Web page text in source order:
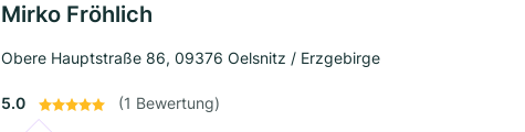
Mirko Fröhlich
Obere Hauptstraße 86, 09376 Oelsnitz / Erzgebirge
5.0 (1 Bewertung)